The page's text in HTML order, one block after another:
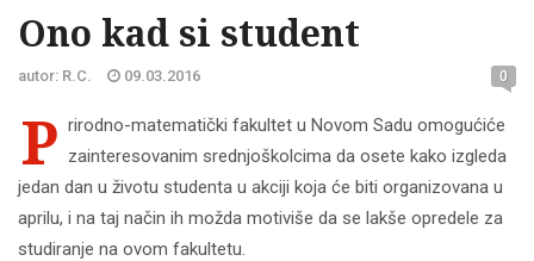
Ono kad si student
autor: R.C. 09.03.2016 0
P rirodno-matematički fakultet u Novom Sadu omogućiće
zainteresovanim srednjoškolcima da osete kako izgleda
jedan dan u životu studenta u akciji koja će biti organizovana u
aprilu, i na taj način ih možda motiviše da se lakše opredele za
studiranje na ovom fakultetu.